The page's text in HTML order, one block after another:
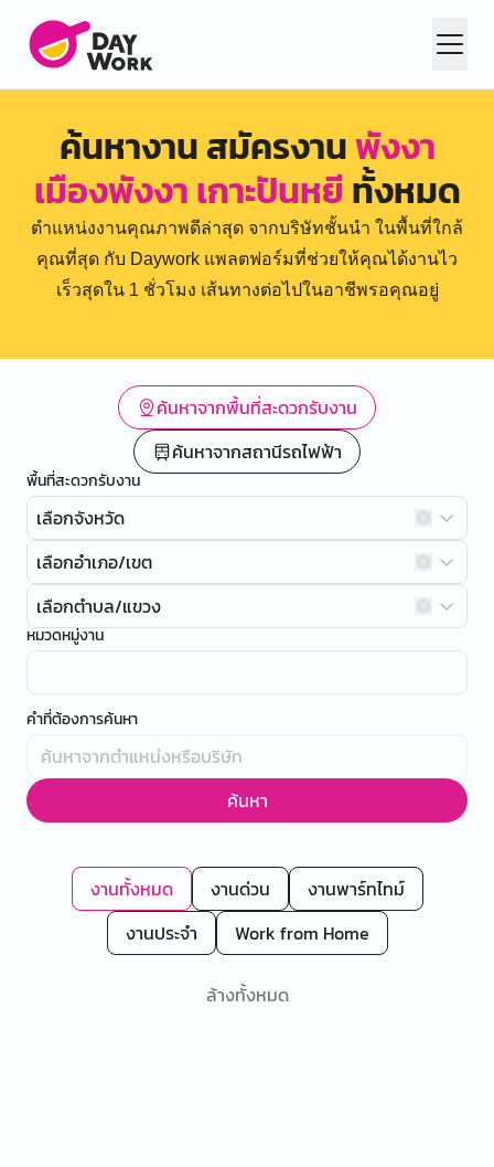
ค้นหางาน สมัครงานพังงา
เมืองพังงา เกาะปันหยีทั้งหมด
ตำแหน่งงานคุณภาพดีล่าสุด จากบริษัทชั้นนำ ในพื้นที่ใกล้
คุณที่สุด กับ Daywork แพลตฟอร์มที่ช่วยให้คุณได้งานไว
เร็วสุดใน 1 ชั่วโมง เส้นทางต่อไปในอาชีพรอคุณอยู่
ค้นหาจากพื้นที่สะดวกรับงาน
ค้นหาจากสถานีรถไฟฟ้า
พื้นที่สะดวกรับงาน
เลือกจังหวัด
เลือกอำเภอ/เขต
เลือกตำบล/แขวง
หมวดหมู่งาน
คำที่ต้องการค้นหา
ค้นหา
งานทั้งหมด งานด่วน
งานพาร์ทไทม์
งานประจำ
Work from Home
ล้างทั้งหมด